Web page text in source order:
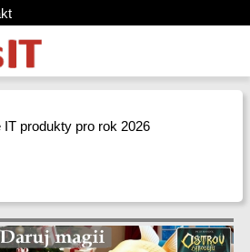
IT produkty pro rok 2026